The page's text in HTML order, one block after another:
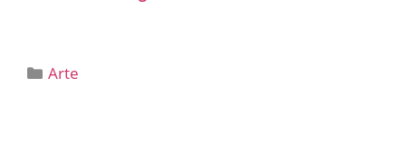
Categorías
Arte